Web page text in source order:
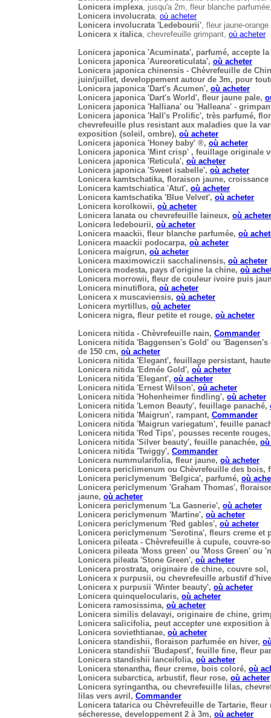
Lonicera implexa, jusqu'a 2m, fleur blanche
Lonicera involucrata, où acheter
Lonicera involucrata 'Ledebourii', fleur jaune-
Lonicera x italica, chevrefeuille grimpant, où acheter
Lonicera japonica 'Acuminata', parfumé, accepte
Lonicera japonica 'Aureoreticulata', où acheter
Lonicera japonica chinensis - Chèvrefeuille de
juin/juillet, developpement autour de 3m, pour
Lonicera japonica 'Dart's Acumen', où acheter
Lonicera japonica 'Dart's World', fleur jaune pale,
Lonicera japonica 'Halliana' ou 'Halleana' -
Lonicera japonica 'Hall's Prolific', très parfumé,
chevrefeuille plus resistant aux maladies que la
exposition (soleil, ombre), où acheter
Lonicera japonica 'Honey baby' ®, où acheter
Lonicera japonica 'Mint crisp' , feuillage originale
Lonicera japonica 'Reticula', où acheter
Lonicera japonica 'Sweet isabelle', où acheter
Lonicera kamtschatika, floraison jaune,
Lonicera kamtschiatica 'Atut', où acheter
Lonicera kamtschatika 'Blue Velvet', où acheter
Lonicera korolkowii, où acheter
Lonicera lanata ou chevrefeuille laineux, où acheter
Lonicera ledebourii, où acheter
Lonicera maackii, fleur blanche parfumée, où
Lonicera maackii podocarpa, où acheter
Lonicera maigrun, où acheter
Lonicera maximowiczii sacchalinensis, où acheter
Lonicera modesta, pays d'origine la chine, où
Lonicera morrowii, fleur de couleur ivoire puis
Lonicera minutiflora, où acheter
Lonicera x muscaviensis, où acheter
Lonicera myrtillus, où acheter
Lonicera nigra, fleur petite et rouge, où acheter
Lonicera nitida- Chèvrefeuille nain, Commander
Lonicera nitida 'Baggensen's Gold' ou
de 150 cm, où acheter
Lonicera nitida 'Elegant', feuillage persistant,
Lonicera nitida 'Edmée Gold', où acheter
Lonicera nitida 'Elegant', où acheter
Lonicera nitida 'Ernest Wilson', où acheter
Lonicera nitida 'Hohenheimer findling', où acheter
Lonicera nitida 'Lemon Beauty', feuillage panaché,
Lonicera nitida 'Maigrun', rampant, Commander
Lonicera nitida 'Maigrun variegatum', feuille
Lonicera nitida 'Red Tips', pousses recente
Lonicera nitida 'Silver beauty', feuille panachée, où
Lonicera nitida 'Twiggy', Commander
Lonicera nummularifolia, fleur jaune, où acheter
Lonicera periclimenum ou Chèvrefeuille des bois,
Lonicera periclymenum 'Belgica', parfumé, où
Lonicera periclymenum 'Graham Thomas',
jaune, où acheter
Lonicera periclymenum 'La Gasnerie', où acheter
Lonicera periclymenum 'Martine', où acheter
Lonicera periclymenum 'Red gables', où acheter
Lonicera periclymenum 'Serotina', fleurs creme et
Lonicera pileata - Chèvrefeuille à cupule, couvre-
Lonicera pileata 'Moss green' ou 'Moss Green' ou
Lonicera pileata 'Stone Green', où acheter
Lonicera prostrata, originaire de chine, couvre sol,
Lonicera x purpusii, ou chevrefeuille arbustif
Lonicera x purpusii 'Winter beauty', où acheter
Lonicera quinquelocularis, où acheter
Lonicera ramosissima, où acheter
Lonicera similis delavayi, originaire de chine,
Lonicera salicifolia, peut accepter une exposition
Lonicera soviethtianae, où acheter
Lonicera standishii, floraison parfumée en hiver,
Lonicera standishii 'Budapest', feuille fine, fleur
Lonicera standishii lanceifolia, où acheter
Lonicera stenantha, fleur creme, bois coloré, où
Lonicera subarctica, arbustif, fleur rose, où acheter
Lonicera syringantha, ou chevrefeuille lilas,
lilas vers avril, Commander
Lonicera tataricaou Chèvrefeuille de Tartarie,
sécheresse, developpement 2 à 3m, où acheter